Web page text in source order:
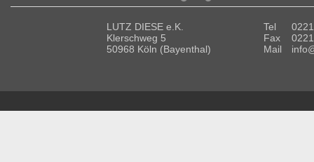
LUTZ DIESE e.K.
Klerschweg 5
50968 Köln (Bayenthal)
Tel
Fax
Mail